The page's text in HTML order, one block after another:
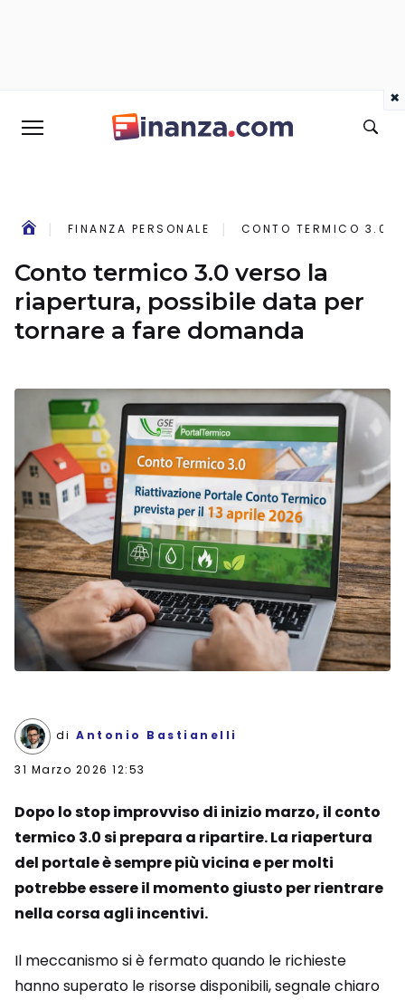
FINANZA PERSONALE CONTO TERMICO 3.0
Conto termico 3.0 verso la
riapertura, possibile data per
tornare a fare domanda
di Antonio Bastianelli
31 Marzo 2026 12:53
Dopo lo stop improvviso di inizio marzo, il conto
termico 3.0 si prepara a ripartire. La riapertura
del portale è sempre più vicina e per molti
potrebbe essere il momento giusto per rientrare
nella corsa agli incentivi.
Il meccanismo si è fermato quando le richieste
hanno superato le risorse disponibili, segnale chiaro
×